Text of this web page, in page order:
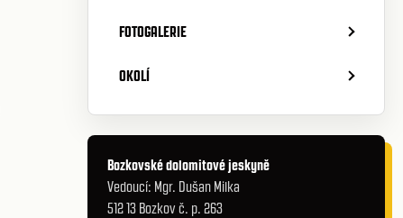
FOTOGALERIE
OKOLÍ
Bozkovské dolomitové jeskyně
Vedoucí: Mgr. Dušan Milka
512 13 Bozkov č. p. 263